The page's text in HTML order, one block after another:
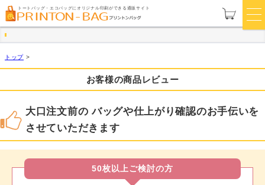
トートバッグ・エコバッグにオリジナル印刷ができる通販サイト
トップ >
お客様の商品レビュー
大口注文前の バッグや仕上がり確認のお手伝いを
させていただきます
50枚以上ご検討の方